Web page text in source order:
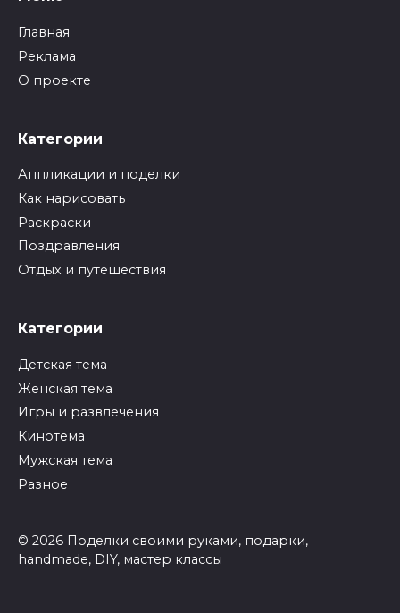
Главная
Реклама
О проекте
Категории
Аппликации и поделки
Как нарисовать
Раскраски
Поздравления
Отдых и путешествия
Категории
Детская тема
Женская тема
Игры и развлечения
Кинотема
Мужская тема
Разное
© 2026 Поделки своими руками, подарки,
handmade, DIY, мастер классы